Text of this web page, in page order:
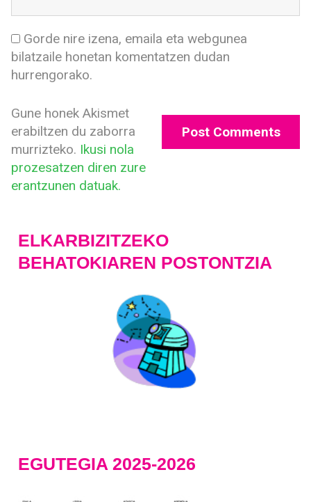
Gorde nire izena, emaila eta webgunea
bilatzaile honetan komentatzen dudan
hurrengorako.
Gune honek Akismet
erabiltzen du zaborra
murrizteko. Ikusi nola
prozesatzen diren zure
erantzunen datuak.
ELKARBIZITZEKO
BEHATOKIAREN POSTONTZIA
EGUTEGIA 2025-2026